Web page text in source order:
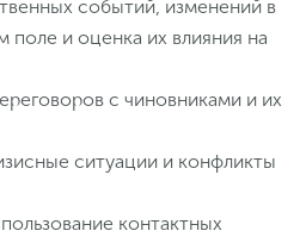
событий, изменений в
и оценка их влияния на
с чиновниками и их
ситуации и конфликты
контактных